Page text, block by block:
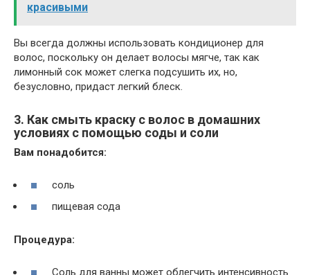
красивыми
Вы всегда должны использовать кондиционер для
волос, поскольку он делает волосы мягче, так как
лимонный сок может слегка подсушить их, но,
безусловно, придаст легкий блеск.
3. Как смыть краску с волос в домашних
условиях с помощью соды и соли
Вам понадобится:
соль
пищевая сода
Процедура:
Соль для ванны может облегчить интенсивность